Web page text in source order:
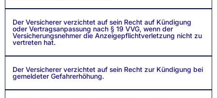
Der Versicherer verzichtet auf sein Recht auf Kündigung
oder Vertragsanpassung nach § 19 VVG, wenn der
Versicherungsnehmer die Anzeigepflichtverletzung nicht zu
vertreten hat.
Der Versicherer verzichtet auf sein Recht zur Kündigung bei
gemeldeter Gefahrerhöhung.